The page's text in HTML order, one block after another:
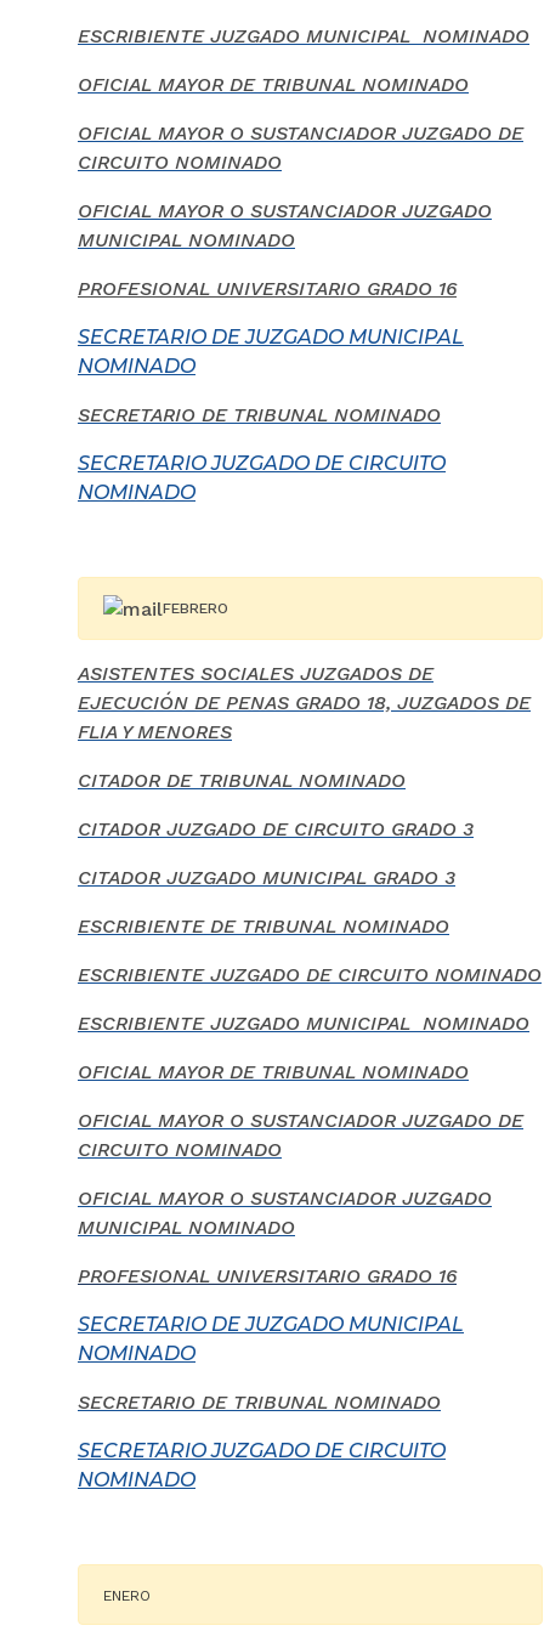
ESCRIBIENTE JUZGADO MUNICIPAL NOMINADO
OFICIAL MAYOR DE TRIBUNAL NOMINADO
OFICIAL MAYOR O SUSTANCIADOR JUZGADO DE
CIRCUITO NOMINADO
OFICIAL MAYOR O SUSTANCIADOR JUZGADO
MUNICIPAL NOMINADO
PROFESIONAL UNIVERSITARIO GRADO 16
SECRETARIO DE JUZGADO MUNICIPAL
NOMINADO
SECRETARIO DE TRIBUNAL NOMINADO
SECRETARIO JUZGADO DE CIRCUITO
NOMINADO
FEBRERO
ASISTENTES SOCIALES JUZGADOS DE
EJECUCIÓN DE PENAS GRADO 18, JUZGADOS DE
FLIA Y MENORES
CITADOR DE TRIBUNAL NOMINADO
CITADOR JUZGADO DE CIRCUITO GRADO 3
CITADOR JUZGADO MUNICIPAL GRADO 3
ESCRIBIENTE DE TRIBUNAL NOMINADO
ESCRIBIENTE JUZGADO DE CIRCUITO NOMINADO
ESCRIBIENTE JUZGADO MUNICIPAL NOMINADO
OFICIAL MAYOR DE TRIBUNAL NOMINADO
OFICIAL MAYOR O SUSTANCIADOR JUZGADO DE
CIRCUITO NOMINADO
OFICIAL MAYOR O SUSTANCIADOR JUZGADO
MUNICIPAL NOMINADO
PROFESIONAL UNIVERSITARIO GRADO 16
SECRETARIO DE JUZGADO MUNICIPAL
NOMINADO
SECRETARIO DE TRIBUNAL NOMINADO
SECRETARIO JUZGADO DE CIRCUITO
NOMINADO
ENERO